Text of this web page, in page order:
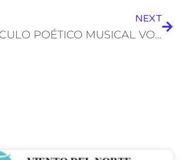
NEXT
ESPECTÁCULO POÉTICO MUSICAL VOCES COMPARTIDAS: Versos de película